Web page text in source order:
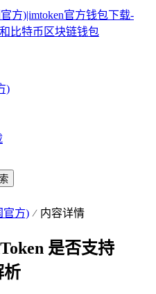
)
官方) 内容详情
是否支持
析